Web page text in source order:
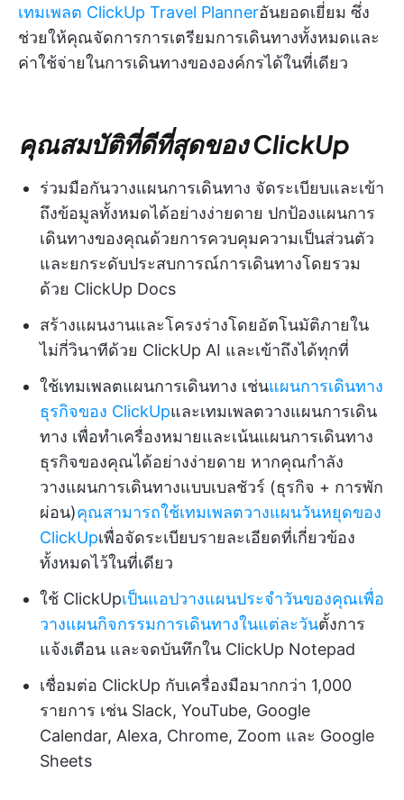
เทมเพลต ClickUp Travel Plannerอันยอดเยี่ยม ซึ่ง
ช่วยให้คุณจัดการการเตรียมการเดินทางทั้งหมดและ
ค่าใช้จ่ายในการเดินทางขององค์กรได้ในที่เดียว
คุณสมบัติที่ดีที่สุดของ ClickUp
ร่วมมือกันวางแผนการเดินทาง จัดระเบียบและเข้า
ถึงข้อมูลทั้งหมดได้อย่างง่ายดาย ปกป้องแผนการ
เดินทางของคุณด้วยการควบคุมความเป็นส่วนตัว
และยกระดับประสบการณ์การเดินทางโดยรวม
ด้วย ClickUp Docs
สร้างแผนงานและโครงร่างโดยอัตโนมัติภายใน
ไม่กี่วินาทีด้วย ClickUp AI และเข้าถึงได้ทุกที่
ใช้เทมเพลตแผนการเดินทาง เช่นแผนการเดินทาง
ธุรกิจของ ClickUpและเทมเพลตวางแผนการเดิน
ทาง เพื่อทำเครื่องหมายและเน้นแผนการเดินทาง
ธุรกิจของคุณได้อย่างง่ายดาย หากคุณกำลัง
วางแผนการเดินทางแบบเบลชัวร์ (ธุรกิจ + การพัก
ผ่อน)คุณสามารถใช้เทมเพลตวางแผนวันหยุดของ
ClickUpเพื่อจัดระเบียบรายละเอียดที่เกี่ยวข้อง
ทั้งหมดไว้ในที่เดียว
ใช้ ClickUpเป็นแอปวางแผนประจำวันของคุณเพื่อ
วางแผนกิจกรรมการเดินทางในแต่ละวันตั้งการ
แจ้งเตือน และจดบันทึกใน ClickUp Notepad
เชื่อมต่อ ClickUp กับเครื่องมือมากกว่า 1,000
รายการ เช่น Slack, YouTube, Google
Calendar, Alexa, Chrome, Zoom และ Google
Sheets